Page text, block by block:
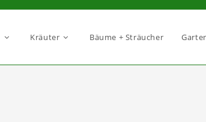
Kräuter Bäume + Sträucher